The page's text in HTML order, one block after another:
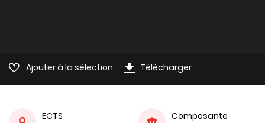
Ajouter à la sélection Télécharger
ECTS
Composante